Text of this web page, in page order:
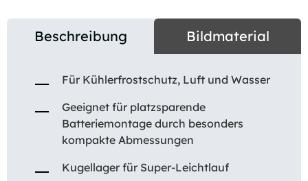
Beschreibung Bildmaterial
Für Kühlerfrostschutz, Luft und Wasser
Geeignet für platzsparende
Batteriemontage durch besonders
kompakte Abmessungen
Kugellager für Super-Leichtlauf